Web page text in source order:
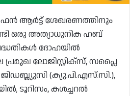
ആർട്ട് ശേഖരണത്തിനും
ഒരു അത്യാധുനിക ഹബ്
ദോഹയിൽ
പ്രമുഖ ലോജിസ്റ്റിക്സ്, സപ്ലൈ
(ക്യു.പി.എസ്.സി.),
ടൂറിസം, കൾച്ചറൽ